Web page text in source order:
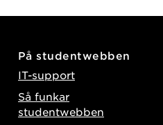
På studentwebben
IT-support
Så funkar
studentwebben